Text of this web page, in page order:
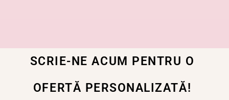
SCRIE-NE ACUM PENTRU O
OFERTĂ PERSONALIZATĂ!